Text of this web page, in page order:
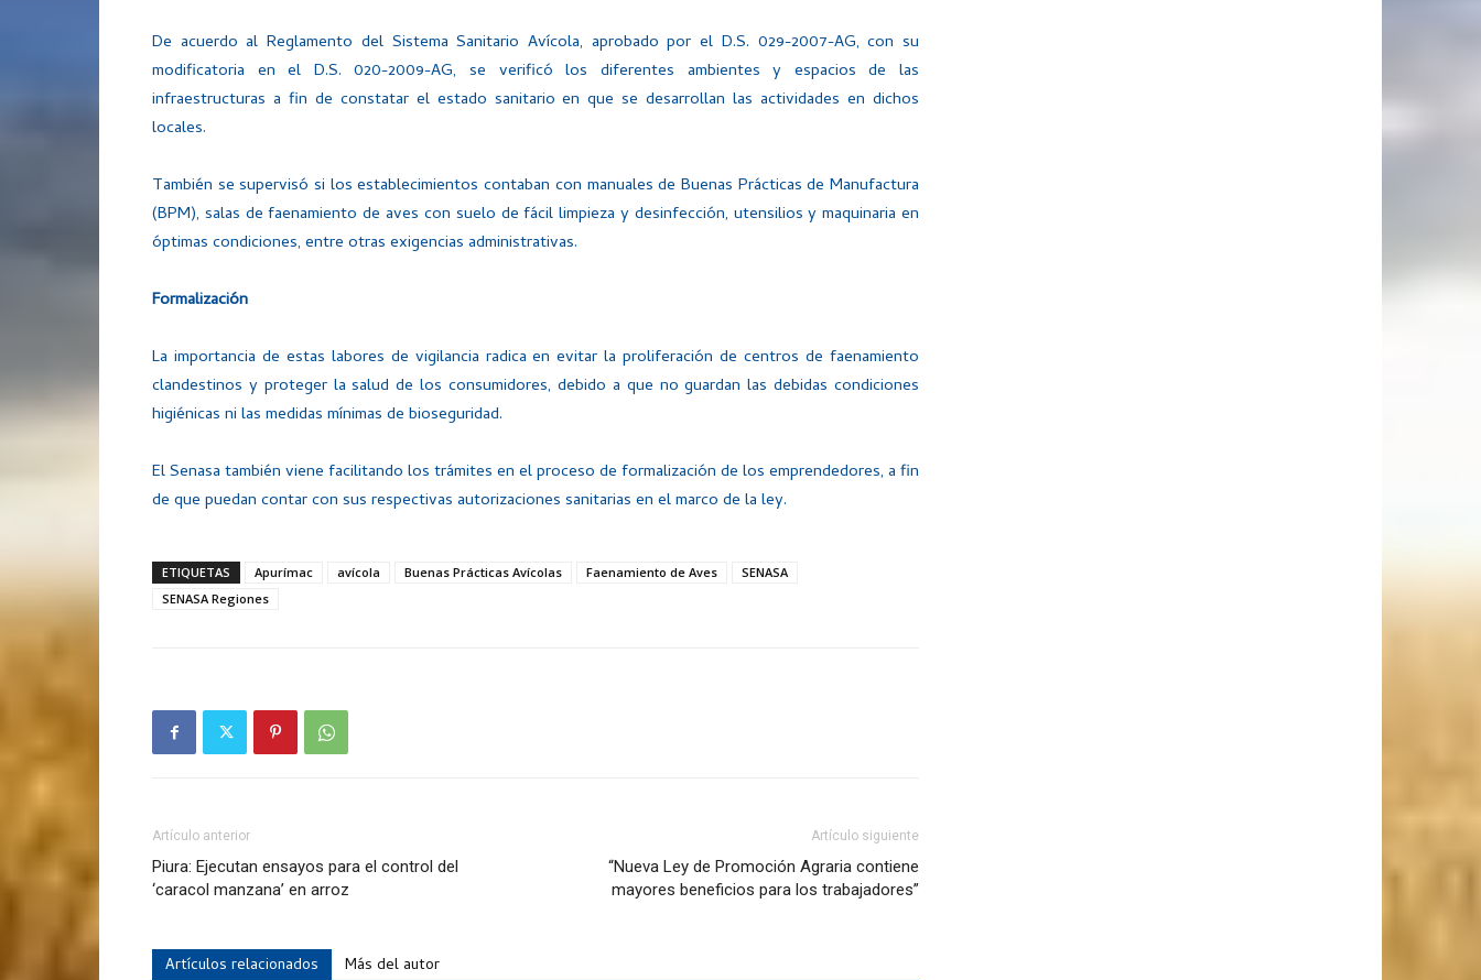
De acuerdo al Reglamento del Sistema Sanitario Avícola, aprobado por el D.S. 029-2007-AG, con su
modificatoria en el D.S. 020-2009-AG, se verificó los diferentes ambientes y espacios de las
infraestructuras a fin de constatar el estado sanitario en que se desarrollan las actividades en dichos
locales.
También se supervisó si los establecimientos contaban con manuales de Buenas Prácticas de Manufactura
(BPM), salas de faenamiento de aves con suelo de fácil limpieza y desinfección, utensilios y maquinaria en
óptimas condiciones, entre otras exigencias administrativas.
Formalización
La importancia de estas labores de vigilancia radica en evitar la proliferación de centros de faenamiento
clandestinos y proteger la salud de los consumidores, debido a que no guardan las debidas condiciones
higiénicas ni las medidas mínimas de bioseguridad.
El Senasa también viene facilitando los trámites en el proceso de formalización de los emprendedores, a fin
de que puedan contar con sus respectivas autorizaciones sanitarias en el marco de la ley.
ETIQUETAS Apurímac avícola Buenas Prácticas Avícolas Faenamiento de Aves
SENASA
SENASA Regiones
Artículo anterior
Piura: Ejecutan ensayos para el control del
‘caracol manzana’ en arroz
Artículo siguiente
“Nueva Ley de Promoción Agraria contiene
mayores beneficios para los trabajadores”
Artículos relacionados Más del autor